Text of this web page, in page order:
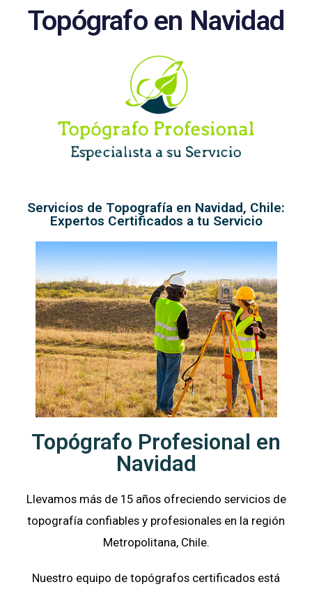
Topógrafo en Navidad
Servicios de Topografía en Navidad, Chile:
Expertos Certificados a tu Servicio
Topógrafo Profesional en
Navidad
Llevamos más de 15 años ofreciendo servicios de
topografía confiables y profesionales en la región
Metropolitana, Chile.
Nuestro equipo de topógrafos certificados está